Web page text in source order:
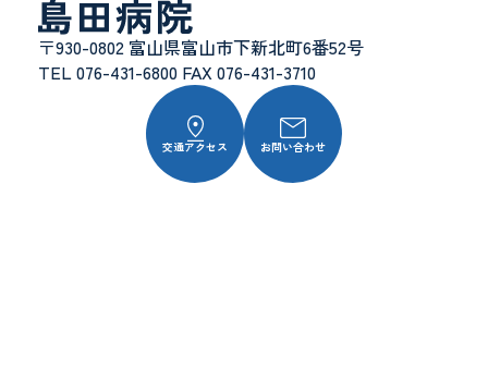
〒930-0802 富山県富山市下新北町6番52号
TEL 076-431-6800 FAX 076-431-3710
交通アクセス お問い合わせ